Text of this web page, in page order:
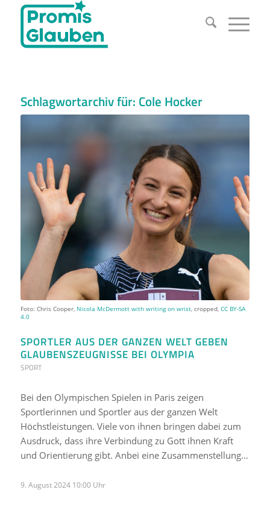
Schlagwortarchiv für: Cole Hocker
Foto: Chris Cooper, Nicola McDermott with writing on wrist, cropped, CC BY-SA
4.0
SPORTLER AUS DER GANZEN WELT GEBEN
GLAUBENSZEUGNISSE BEI OLYMPIA
SPORT
Bei den Olympischen Spielen in Paris zeigen
Sportlerinnen und Sportler aus der ganzen Welt
Höchstleistungen. Viele von ihnen bringen dabei zum
Ausdruck, dass ihre Verbindung zu Gott ihnen Kraft
und Orientierung gibt. Anbei eine Zusammenstellung…
9. August 2024 10:00 Uhr